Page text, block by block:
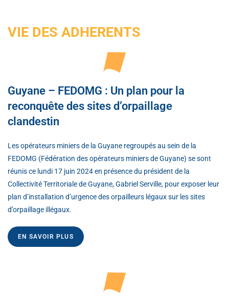
VIE DES ADHERENTS
Guyane – FEDOMG : Un plan pour la
reconquête des sites d’orpaillage
clandestin
Les opérateurs miniers de la Guyane regroupés au sein de la
FEDOMG (Fédération des opérateurs miniers de Guyane) se sont
réunis ce lundi 17 juin 2024 en présence du président de la
Collectivité Territoriale de Guyane, Gabriel Serville, pour exposer leur
plan d’installation d’urgence des orpailleurs légaux sur les sites
d’orpaillage illégaux.
EN SAVOIR PLUS